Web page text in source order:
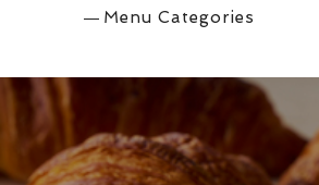
Menu Categories